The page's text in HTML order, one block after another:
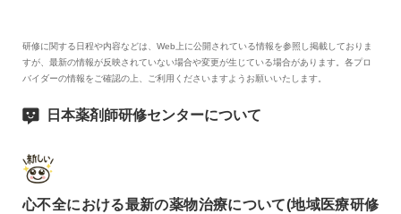
研修に関する日程や内容などは、Web上に公開されている情報を参照し掲載しておりま
すが、最新の情報が反映されていない場合や変更が生じている場合があります。各プロ
バイダーの情報をご確認の上、ご利用くださいますようお願いいたします。
日本薬剤師研修センターについて
心不全における最新の薬物治療について(地域医療研修